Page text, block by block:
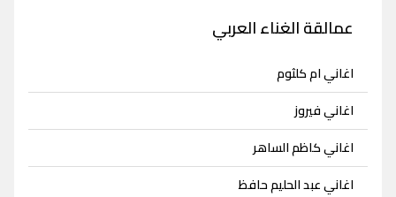
عمالقة الغناء العربي
اغاني ام كلثوم
اغاني فيروز
اغاني كاظم الساهر
اغاني عبد الحليم حافظ